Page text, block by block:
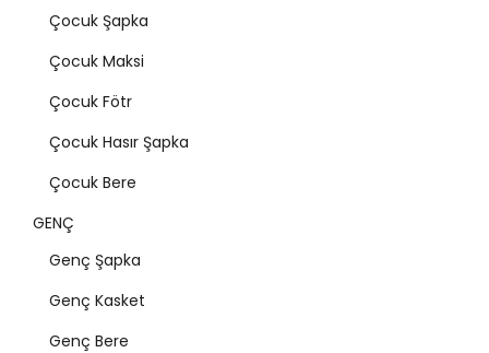
Çocuk Şapka
Çocuk Maksi
Çocuk Fötr
Çocuk Hasır Şapka
Çocuk Bere
GENÇ
Genç Şapka
Genç Kasket
Genç Bere